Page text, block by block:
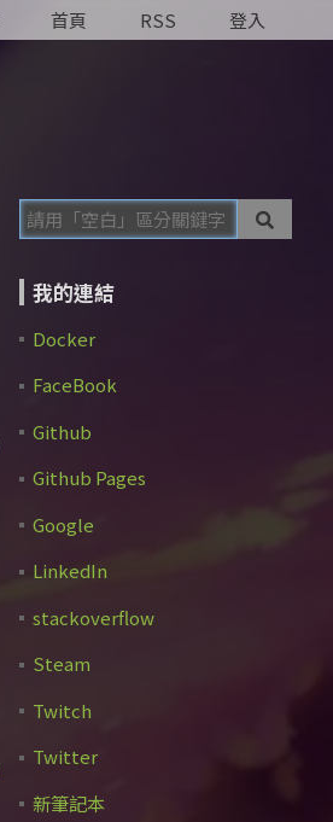
首頁 RSS 登入
我的連結
Docker
FaceBook
Github
Github Pages
Google
LinkedIn
stackoverflow
Steam
Twitch
Twitter
新筆記本